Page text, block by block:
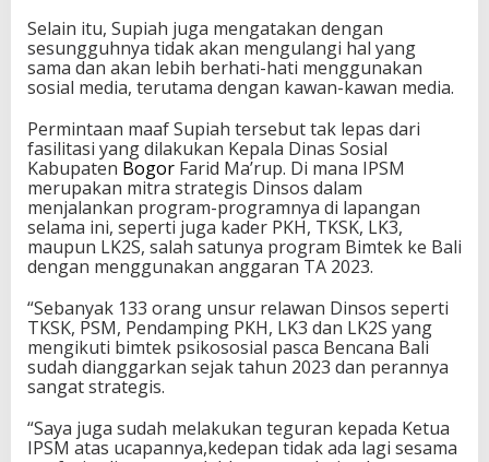
Selain itu, Supiah juga mengatakan dengan
sesungguhnya tidak akan mengulangi hal yang
sama dan akan lebih berhati-hati menggunakan
sosial media, terutama dengan kawan-kawan media.
Permintaan maaf Supiah tersebut tak lepas dari
fasilitasi yang dilakukan Kepala Dinas Sosial
Kabupaten Bogor Farid Ma’rup. Di mana IPSM
merupakan mitra strategis Dinsos dalam
menjalankan program-programnya di lapangan
selama ini, seperti juga kader PKH, TKSK, LK3,
maupun LK2S, salah satunya program Bimtek ke Bali
dengan menggunakan anggaran TA 2023.
“Sebanyak 133 orang unsur relawan Dinsos seperti
TKSK, PSM, Pendamping PKH, LK3 dan LK2S yang
mengikuti bimtek psikososial pasca Bencana Bali
sudah dianggarkan sejak tahun 2023 dan perannya
sangat strategis.
“Saya juga sudah melakukan teguran kepada Ketua
IPSM atas ucapannya,kedepan tidak ada lagi sesama